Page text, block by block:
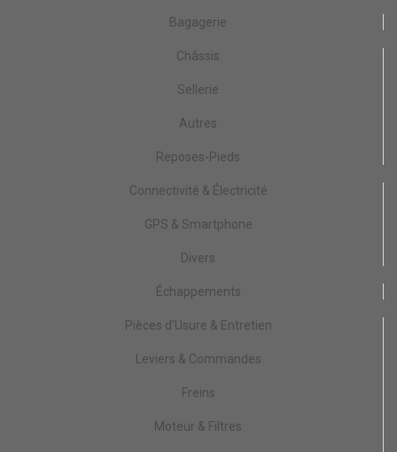
Bagagerie
Châssis
Sellerie
Autres
Reposes-Pieds
Connectivité & Électricité
GPS & Smartphone
Divers
Échappements
Pièces d'Usure & Entretien
Leviers & Commandes
Freins
Moteur & Filtres